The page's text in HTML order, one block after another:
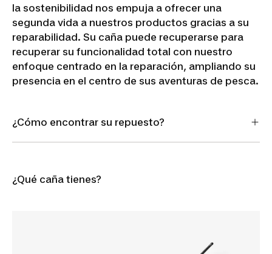
la sostenibilidad nos empuja a ofrecer una
segunda vida a nuestros productos gracias a su
reparabilidad. Su caña puede recuperarse para
recuperar su funcionalidad total con nuestro
enfoque centrado en la reparación, ampliando su
presencia en el centro de sus aventuras de pesca.
¿Cómo encontrar su repuesto?
¿Qué caña tienes?